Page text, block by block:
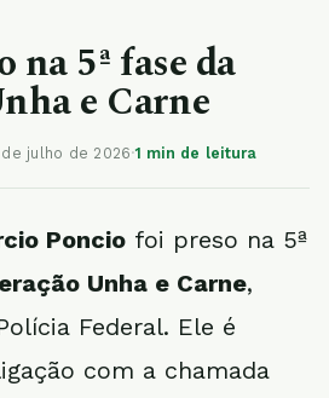
na 5ª fase da
e Carne
de julho de 2026·1 min de leitura
Poncio foi preso na 5ª
Unha e Carne,
Federal. Ele é
com a chamada